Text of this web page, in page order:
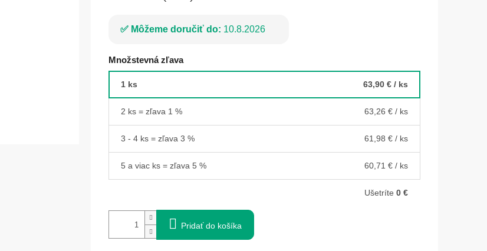
Môžeme doručiť do: 10.8.2026
Množstevná zľava
1 ks 63,90 € / ks
2 ks = zľava 1 % 63,26 € / ks
3 - 4 ks = zľava 3 % 61,98 € / ks
5 a viac ks = zľava 5 % 60,71 € / ks
Ušetríte 0 €
Pridať do košíka